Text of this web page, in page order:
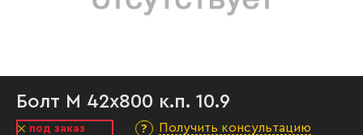
Болт М 42х800 к.п. 10.9
под заказ Получить консультацию